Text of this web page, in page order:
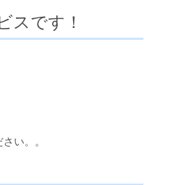
スです！
い。。